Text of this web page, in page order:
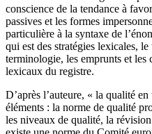
conscience de la tendance à
passives et les formes
particulière à la syntaxe de
qui est des stratégies lexicales,
terminologie, les emprunts et les
lexicaux du registre.
D’après l’auteure, « la qualité
éléments : la norme de qualité
les niveaux de qualité, la